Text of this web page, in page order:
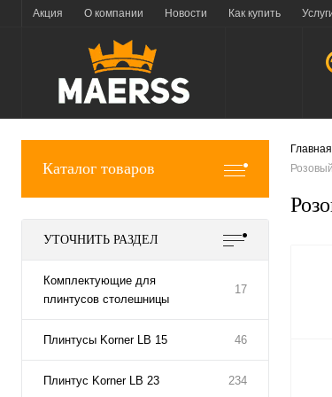
Акция О компании Новости Как купить
Каталог товаров
УТОЧНИТЬ РАЗДЕЛ
Комплектующие для
плинтусов столешницы
17
Плинтусы Korner LB 15 46
Плинтус Korner LB 23 234